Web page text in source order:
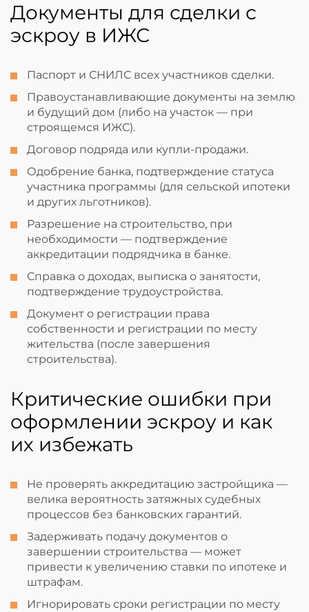
Документы для сделки с
эскроу в ИЖС
Паспорт и СНИЛС всех участников сделки.
Правоустанавливающие документы на землю
и будущий дом (либо на участок — при
строящемся ИЖС).
Договор подряда или купли-продажи.
Одобрение банка, подтверждение статуса
участника программы (для сельской ипотеки
и других льготников).
Разрешение на строительство, при
необходимости — подтверждение
аккредитации подрядчика в банке.
Справка о доходах, выписка о занятости,
подтверждение трудоустройства.
Документ о регистрации права
собственности и регистрации по месту
жительства (после завершения
строительства).
Критические ошибки при
оформлении эскроу и как
их избежать
Не проверять аккредитацию застройщика —
велика вероятность затяжных судебных
процессов без банковских гарантий.
Задерживать подачу документов о
завершении строительства — может
привести к увеличению ставки по ипотеке и
штрафам.
Игнорировать сроки регистрации по месту